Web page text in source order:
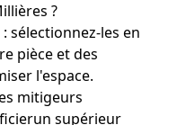
?
sélectionnez-les en
pièce et des
l'espace.
mitigeurs
supérieur